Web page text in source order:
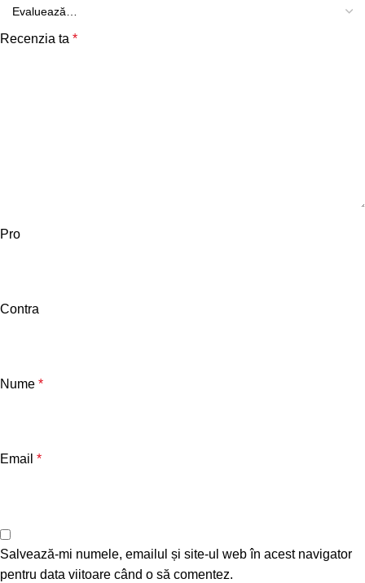
Recenzia ta *
Pro
Contra
Nume *
Email *
Salvează-mi numele, emailul și site-ul web în acest navigator
pentru data viitoare când o să comentez.